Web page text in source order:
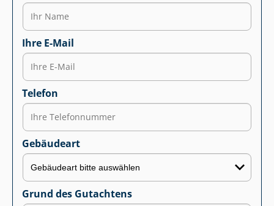
Ihre E-Mail
Telefon
Gebäudeart
Grund des Gutachtens